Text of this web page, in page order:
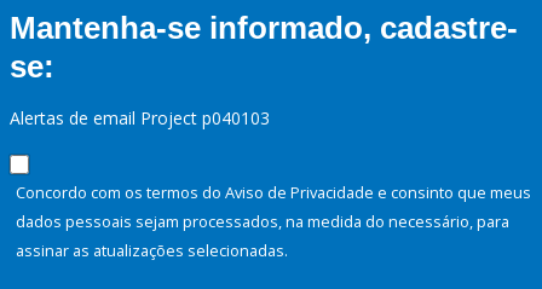
Mantenha-se informado, cadastre-
se:
Alertas de email Project p040103
Concordo com os termos do Aviso de Privacidade e consinto que meus
dados pessoais sejam processados, na medida do necessário, para
assinar as atualizações selecionadas.